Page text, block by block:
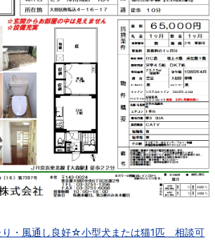
り・風通し良好☆小型犬または猫1匹 相談可